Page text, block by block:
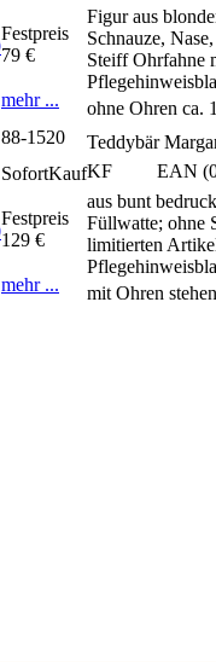
Figur aus
Schnauze,
Steiff Ohrfahne
ohne Ohren ca.
Festpreis
79 €
mehr ...
88-1520
Teddybär
KF
EAN
aus bunt
Füllwatte; ohne
limitierten
mit Ohren
SofortKauf
Festpreis
129 €
mehr ...